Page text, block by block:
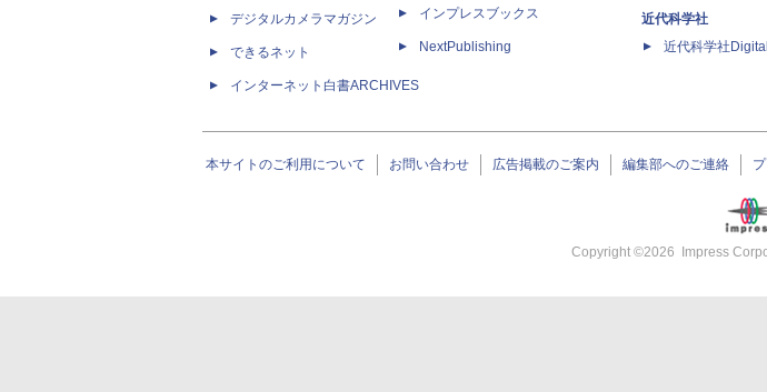
デジタルカメラマガジン
できるネット
インターネット白書ARCHIVES
インプレスブックス
NextPublishing
近代科学社
近代科学社Digital
本サイトのご利用について お問い合わせ 広告掲載のご案内 編集部へのご連絡
Copyright ©2026 Impress